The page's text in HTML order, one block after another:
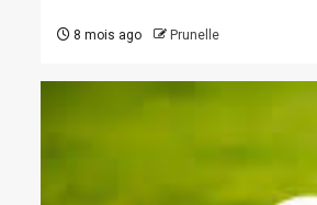
8 mois ago Prunelle